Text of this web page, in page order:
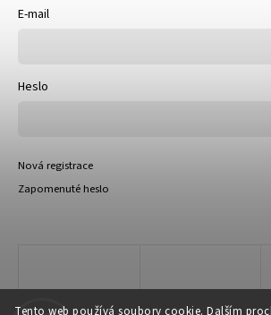
Tento web používá soubory cookie. Dalším
E-mail
Heslo
Nová registrace
Zapomenuté heslo